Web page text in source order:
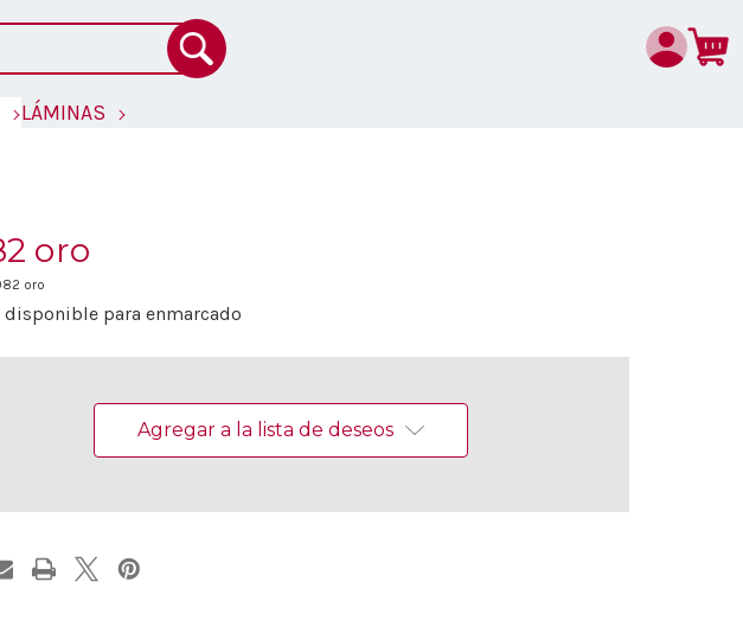
LÁMINAS
oro
oro
disponible para enmarcado
Agregar a la lista de deseos